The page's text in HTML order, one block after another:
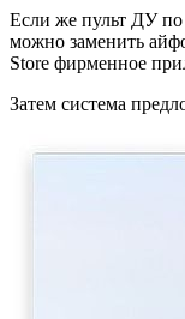
Если же пульт ДУ по
можно заменить
Store фирменное
Затем система